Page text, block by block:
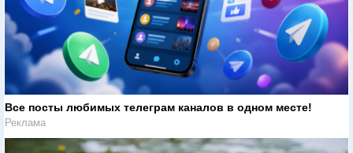
Все посты любимых телеграм каналов в одном месте!
Реклама